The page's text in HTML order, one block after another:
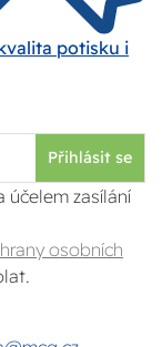
potisku i
Přihlásit se
účelem zasílání
osobních